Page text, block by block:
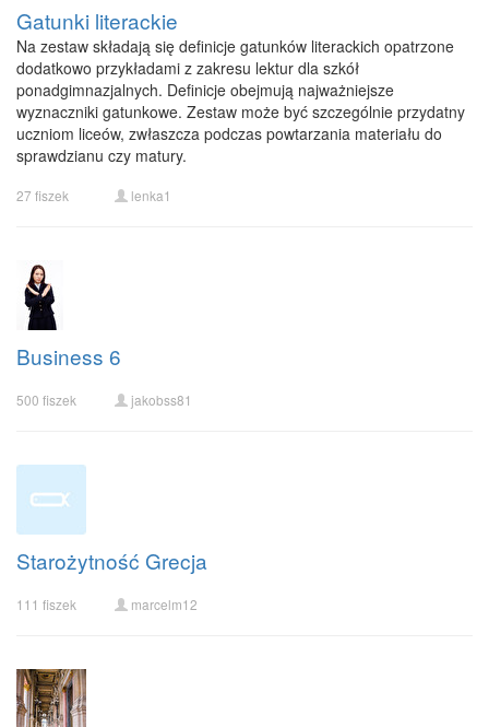
Gatunki literackie
Na zestaw składają się definicje gatunków literackich opatrzone
dodatkowo przykładami z zakresu lektur dla szkół
ponadgimnazjalnych. Definicje obejmują najważniejsze
wyznaczniki gatunkowe. Zestaw może być szczególnie przydatny
uczniom liceów, zwłaszcza podczas powtarzania materiału do
sprawdzianu czy matury.
27 fiszek lenka1
Business 6
500 fiszek jakobss81
Starożytność Grecja
111 fiszek marcelm12